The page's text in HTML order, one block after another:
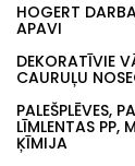
HOGERT
APAVI
DEKORATĪVIE
CAURUĻU
PALEŠPLĒVES,
LĪMLENTAS PP,
ĶĪMIJA